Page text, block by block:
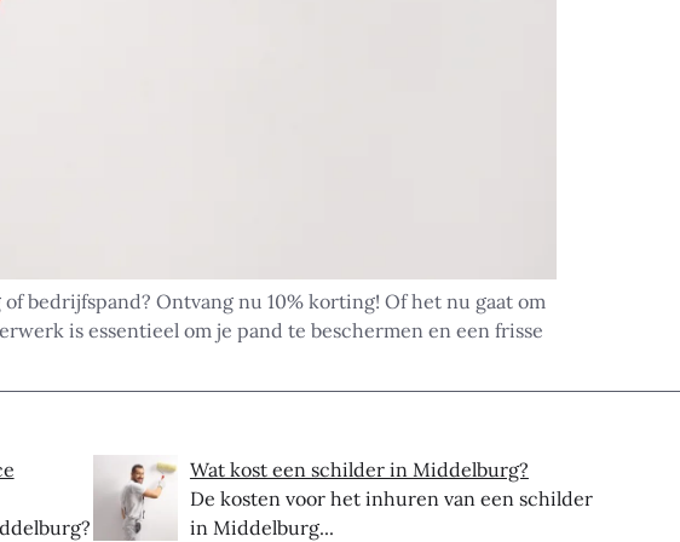
bedrijfspand? Ontvang nu 10% korting! Of het nu gaat om
is essentieel om je pand te beschermen en een frisse
Wat kost een schilder in Middelburg?
De kosten voor het inhuren van een schilder
in Middelburg...